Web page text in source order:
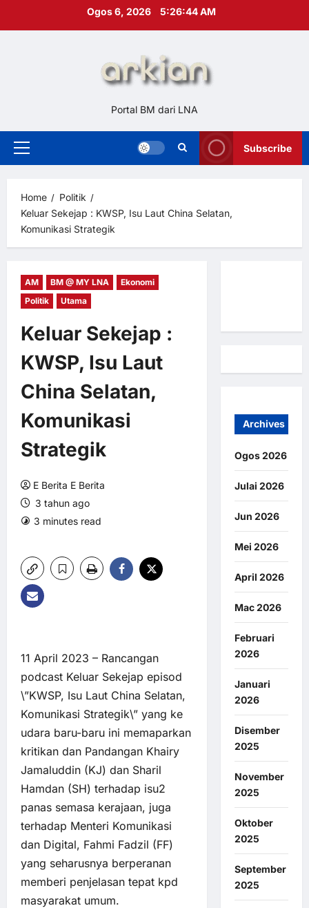
Ogos 6, 2026 5:26:45 AM
Portal BM dari LNA
Primary
Subscribe
Home
Politik
Keluar Sekejap : KWSP, Isu Laut China Selatan,
Komunikasi Strategik
AM BM @ MY LNA
Ekonomi
Politik
Utama
Keluar Sekejap :
KWSP, Isu Laut
China Selatan,
Komunikasi
Strategik
E Berita E Berita
3 tahun ago
3 minutes read
11 April 2023 – Rancangan
podcast Keluar Sekejap episod
\”KWSP, Isu Laut China Selatan,
Komunikasi Strategik\” yang ke
udara baru-baru ini memaparkan
kritikan dan Pandangan Khairy
Jamaluddin (KJ) dan Sharil
Hamdan (SH) terhadap isu2
panas semasa kerajaan, juga
terhadap Menteri Komunikasi
dan Digital, Fahmi Fadzil (FF)
yang seharusnya berperanan
memberi penjelasan tepat kpd
masyarakat umum.
Archives
Ogos 2026
Julai 2026
Jun 2026
Mei 2026
April 2026
Mac 2026
Februari
2026
Januari
2026
Disember
2025
November
2025
Oktober
2025
September
2025